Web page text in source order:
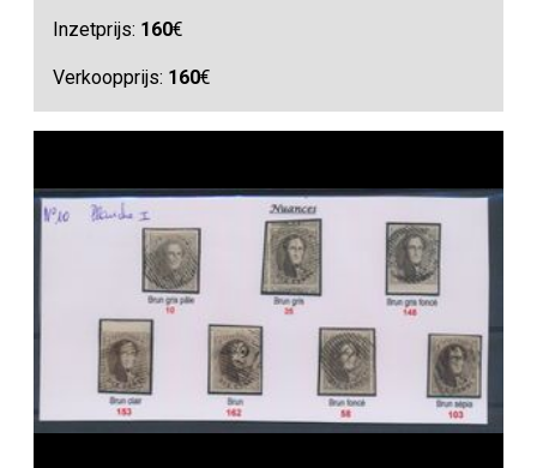
Inzetprijs: 160€
Verkoopprijs: 160€